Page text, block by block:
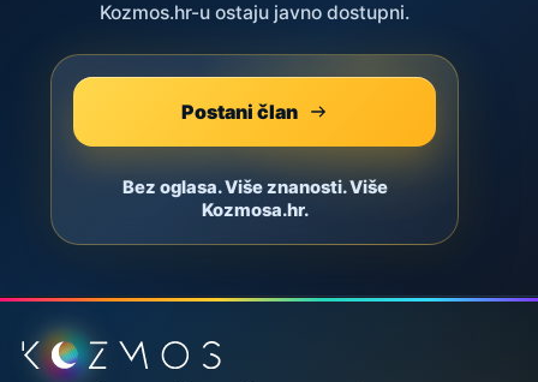
Kozmos.hr-u ostaju javno dostupni.
Postani član
Bez oglasa. Više znanosti. Više
Kozmosa.hr.
Podnožje stranice